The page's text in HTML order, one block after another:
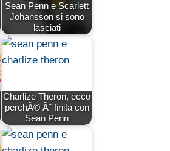
Sean Penn e Scarlett
Johansson si sono
lasciati
Charlize Theron, ecco
perchÃ© Ã¨ finita con
Sean Penn